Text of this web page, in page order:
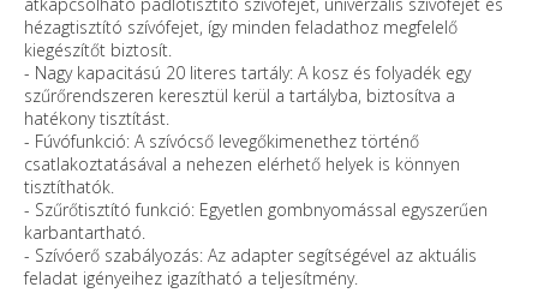
hézagtisztító szívófejet, így minden feladathoz megfelelő
kiegészítőt biztosít.
- Nagy kapacitású 20 literes tartály: A kosz és folyadék egy
szűrőrendszeren keresztül kerül a tartályba, biztosítva a
hatékony tisztítást.
- Fúvófunkció: A szívócső levegőkimenethez történő
csatlakoztatásával a nehezen elérhető helyek is könnyen
tisztíthatók.
- Szűrőtisztító funkció: Egyetlen gombnyomással egyszerűen
karbantartható.
- Szívóerő szabályozás: Az adapter segítségével az aktuális
feladat igényeihez igazítható a teljesítmény.